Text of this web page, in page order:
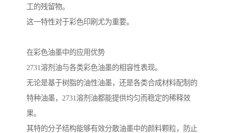
工的残留物。
这一特性对于彩色印刷尤为重要。
在彩色油墨中的应用优势
2731溶剂油与各类彩色油墨的相容性表现。
无论是基于树脂的油性油墨，还是各类合成材料配制的
特种油墨，2731溶剂油都能提供均匀而稳定的稀释效
果。
其特的分子结构能够有效分散油墨中的颜料颗粒，防止